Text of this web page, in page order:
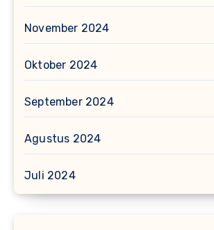
November 2024
Oktober 2024
September 2024
Agustus 2024
Juli 2024